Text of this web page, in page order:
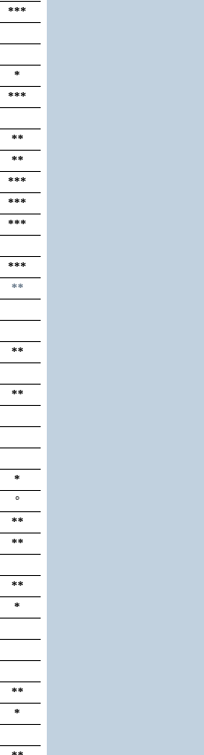
***
*
***
**
**
***
***
***
***
**
**
**
*
°
**
**
**
*
**
*